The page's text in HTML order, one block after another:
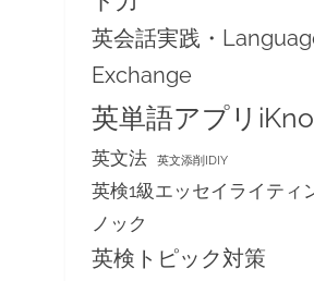
英会話実践・
Exchange
英単語アプリ
英文法 英文添削IDIY
英検1級エッセイライティ
ノック
英検トピック対策